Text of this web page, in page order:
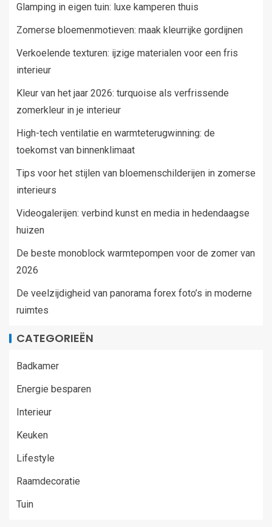
Glamping in eigen tuin: luxe kamperen thuis
Zomerse bloemenmotieven: maak kleurrijke gordijnen
Verkoelende texturen: ijzige materialen voor een fris
interieur
Kleur van het jaar 2026: turquoise als verfrissende
zomerkleur in je interieur
High-tech ventilatie en warmteterugwinning: de
toekomst van binnenklimaat
Tips voor het stijlen van bloemenschilderijen in zomerse
interieurs
Videogalerijen: verbind kunst en media in hedendaagse
huizen
De beste monoblock warmtepompen voor de zomer van
2026
De veelzijdigheid van panorama forex foto’s in moderne
ruimtes
CATEGORIEËN
Badkamer
Energie besparen
Interieur
Keuken
Lifestyle
Raamdecoratie
Tuin